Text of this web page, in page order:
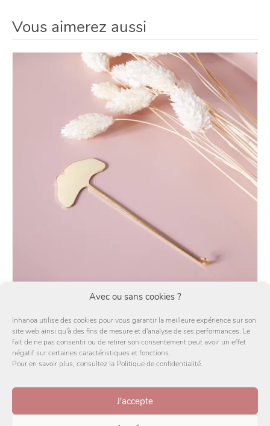
Avec ou sans cookies ?
Inhanoa utilise des cookies pour vous garantir la meilleure expérience sur son
site web ainsi qu'à des fins de mesure et d'analyse de ses performances. Le
fait de ne pas consentir ou de retirer son consentement peut avoir un effet
négatif sur certaines caractéristiques et fonctions.
Pour en savoir plus, consultez la Politique de confidentialité.
J'accepte
Vous aimerez aussi
29,00€
AJOUTER AU PANIER
Politique de confidentialité CGV